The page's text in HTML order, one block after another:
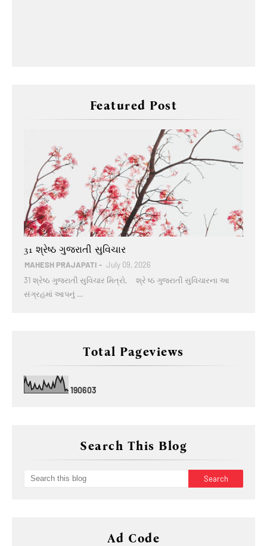
Featured Post
Gujarati Quotes
31 શ્રેષ્ઠ ગુજરાતી સુવિચાર
MAHESH PRAJAPATI
July 09, 2026
31 શ્રેષ્ઠ ગુજરાતી સુવિચાર મિત્રો, શ્રે ષ્ઠ ગુજરાતી સુવિચારના આ
સંગ્રહમાં આપનું …
Total Pageviews
190603
Search This Blog
Ad Code